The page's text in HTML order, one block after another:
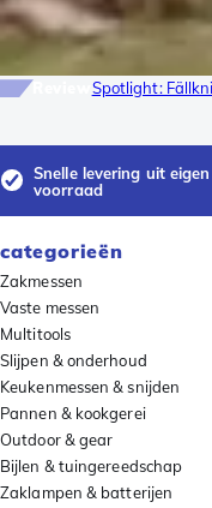
Spotlight:
Snelle levering uit eigen
voorraad
categorieën
Zakmessen
Vaste messen
Multitools
Slijpen & onderhoud
Keukenmessen & snijden
Pannen & kookgerei
Outdoor & gear
Bijlen & tuingereedschap
Zaklampen & batterijen